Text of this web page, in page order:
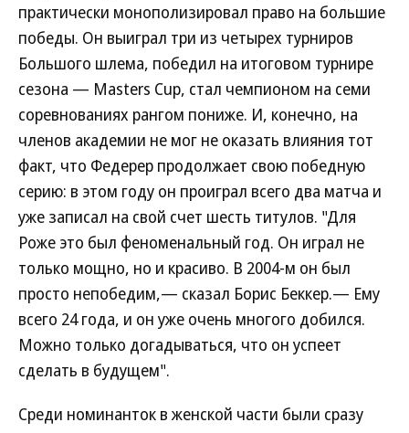
практически монополизировал право на большие
победы. Он выиграл три из четырех турниров
Большого шлема, победил на итоговом турнире
сезона — Masters Cup, стал чемпионом на семи
соревнованиях рангом пониже. И, конечно, на
членов академии не мог не оказать влияния тот
факт, что Федерер продолжает свою победную
серию: в этом году он проиграл всего два матча и
уже записал на свой счет шесть титулов. "Для
Роже это был феноменальный год. Он играл не
только мощно, но и красиво. В 2004-м он был
просто непобедим,— сказал Борис Беккер.— Ему
всего 24 года, и он уже очень многого добился.
Можно только догадываться, что он успеет
сделать в будущем".
Среди номинанток в женской части были сразу